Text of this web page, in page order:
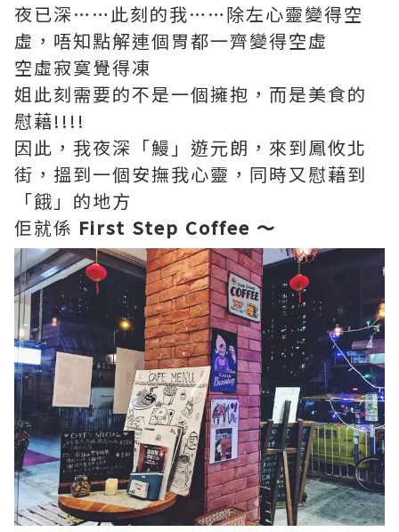
夜已深……此刻的我……除左心靈變得空
虛，唔知點解連個胃都一齊變得空虛
空虛寂寞覺得凍
姐此刻需要的不是一個擁抱，而是美食的
慰藉!!!!
因此，我夜深「鰻」遊元朗，來到鳳攸北
街，搵到一個安撫我心靈，同時又慰藉到
「餓」的地方
佢就係 First Step Coffee ～